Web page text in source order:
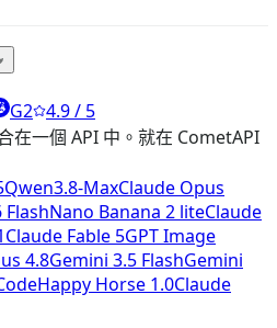
G2 4.9 / 5
在一個 API 中。就在 CometAPI
Qwen3.8-MaxClaude Opus
FlashNano Banana 2 liteClaude
Claude Fable 5GPT Image
4.8Gemini 3.5 FlashGemini
Happy Horse 1.0Claude